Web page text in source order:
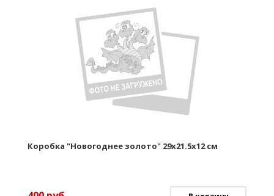
Коробка "Новогоднее золото" 29х21.5х12 см